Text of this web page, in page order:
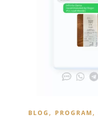
BLOG , PROGRAM,